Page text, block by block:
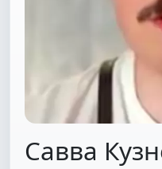
Савва